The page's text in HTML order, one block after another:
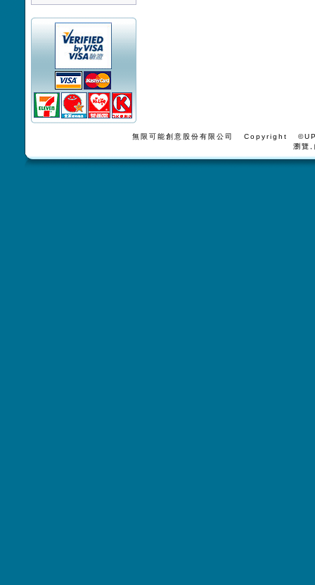
無限可能創意股份有限公司 Copyright
瀏